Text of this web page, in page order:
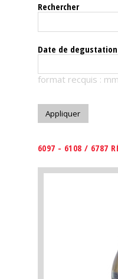
Le
magazine
Télécharger
Rechercher
Date de degustation
format recquis :
6097 - 6108 / 6787